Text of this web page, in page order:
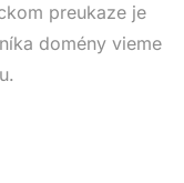
preukaze je
domény vieme